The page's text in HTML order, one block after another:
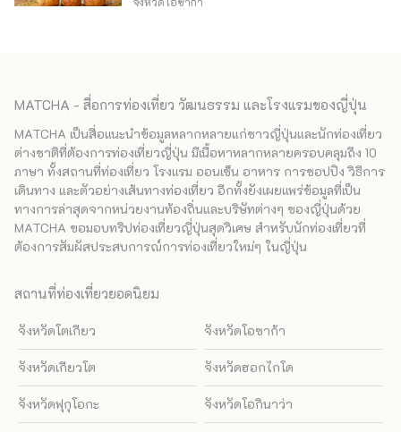
MATCHA - สื่อการท่องเที่ยว วัฒนธรรม และโรงแรมของญี่ปุ่น
MATCHA เป็นสื่อแนะนำข้อมูลหลากหลายแก่ชาวญี่ปุ่นและนักท่องเที่ยว
ต่างชาติที่ต้องการท่องเที่ยวญี่ปุ่น มีเนื้อหาหลากหลายครอบคลุมถึง 10
ภาษา ทั้งสถานที่ท่องเที่ยว โรงแรม ออนเซ็น อาหาร การชอปปิง วิธีการ
เดินทาง และตัวอย่างเส้นทางท่องเที่ยว อีกทั้งยังเผยแพร่ข้อมูลที่เป็น
ทางการล่าสุดจากหน่วยงานท้องถิ่นและบริษัทต่างๆ ของญี่ปุ่นด้วย
MATCHA ขอมอบทริปท่องเที่ยวญี่ปุ่นสุดวิเศษ สำหรับนักท่องเที่ยวที่
ต้องการสัมผัสประสบการณ์การท่องเที่ยวใหม่ๆ ในญี่ปุ่น
สถานที่ท่องเที่ยวยอดนิยม
จังหวัดโตเกียว จังหวัดโอซาก้า
จังหวัดเกียวโต จังหวัดฮอกไกโด
จังหวัดฟุกุโอกะ จังหวัดโอกินาว่า